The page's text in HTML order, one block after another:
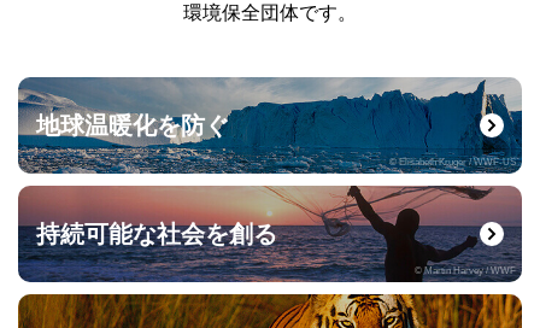
環境保全団体です。
地球温暖化を防ぐ
© Elisabeth Kruger / WWF-US
持続可能な社会を創る
© Martin Harvey / WWF